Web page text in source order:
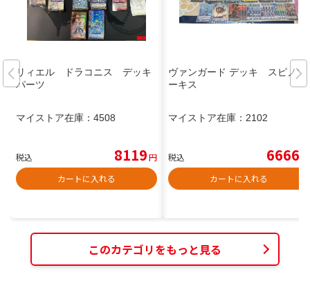
リィエル ドラコニス デッキ
パーツ
マイストア在庫： 4508
税込 8119円
カートに入れる
ヴァンガード デッキ スピノマ
ーキス
マイストア在庫： 2102
税込 6666
カートに入れる
このカテゴリをもっと見る